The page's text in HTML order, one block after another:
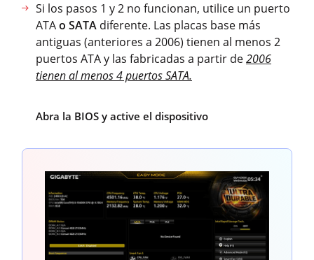
Si los pasos 1 y 2 no funcionan, utilice un puerto
ATAo SATA diferente. Las placas base más
antiguas (anteriores a 2006) tienen al menos 2
puertos ATA y las fabricadas a partir de2006
tienen al menos 4 puertos SATA.
Abra la BIOS y active el dispositivo